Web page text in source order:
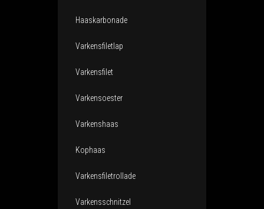
Haaskarbonade
Varkensfiletlap
Varkensfilet
Varkensoester
Varkenshaas
Kophaas
Varkensfiletrollade
Varkensschnitzel